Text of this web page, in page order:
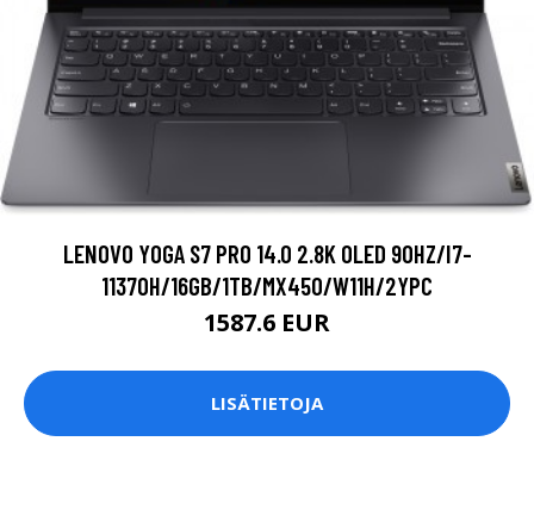
LENOVO YOGA S7 PRO 14.0 2.8K OLED 90HZ/I7-
11370H/16GB/1TB/MX450/W11H/2YPC
1587.6 EUR
LISÄTIETOJA